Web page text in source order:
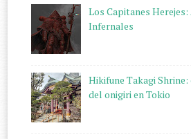
Los Capitanes
Infernales
Hikifune Takagi
del onigiri en Tokio